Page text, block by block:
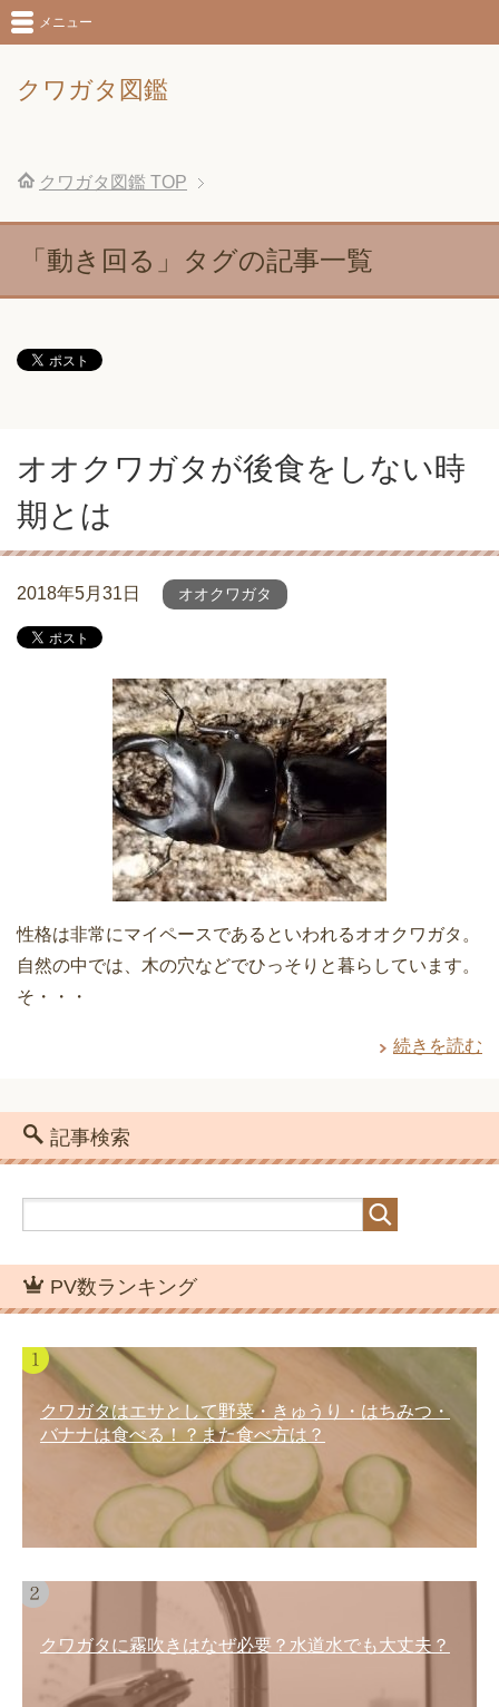
クワガタ図鑑
メニュー
クワガタ図鑑 TOP
「動き回る」タグの記事一覧
オオクワガタが後食をしない時
期とは
2018年5月31日 オオクワガタ
性格は非常にマイペースであるといわれるオオクワガタ。
自然の中では、木の穴などでひっそりと暮らしています。
そ・・・
続きを読む
記事検索
PV数ランキング
クワガタはエサとして野菜・きゅうり・はちみつ・
バナナは食べる！？また食べ方は？
クワガタに霧吹きはなぜ必要？水道水でも大丈夫？